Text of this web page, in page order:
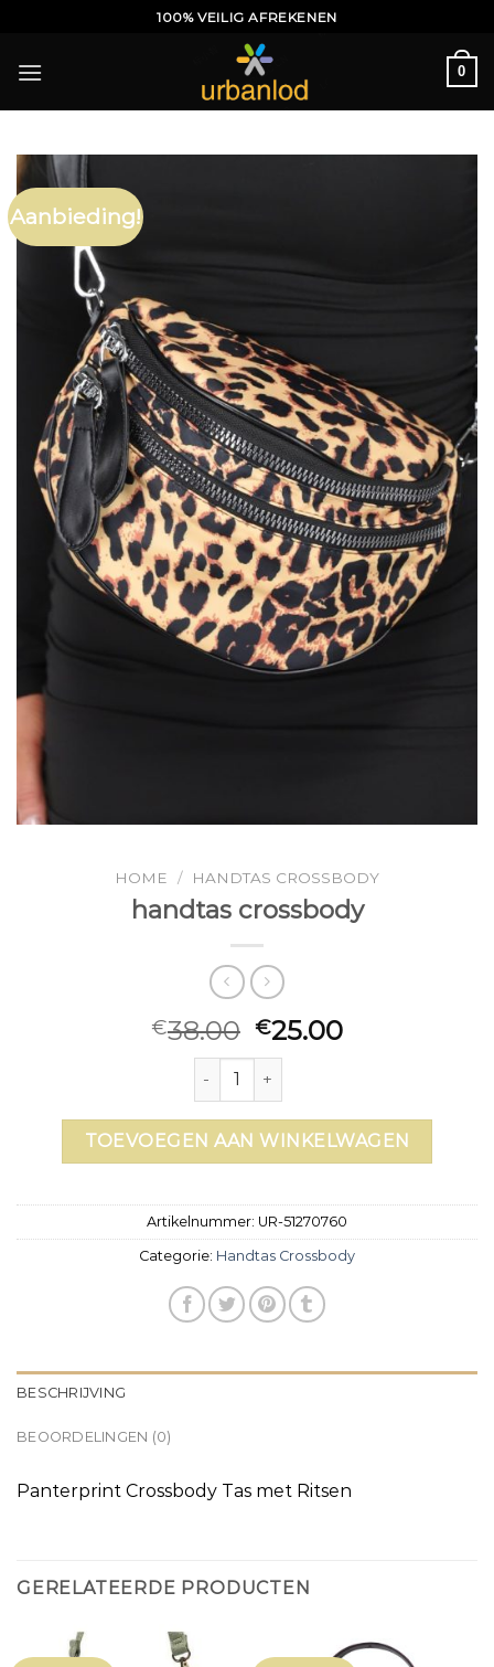
inhoud
100% VEILIG AFREKENEN
0
Aanbieding!
HOME / HANDTAS CROSSBODY
handtas crossbody
€38.00 €25.00
handtas crossbody aantal
TOEVOEGEN AAN WINKELWAGEN
Artikelnummer: UR-51270760
Categorie: Handtas Crossbody
BESCHRIJVING
BEOORDELINGEN (0)
Panterprint Crossbody Tas met Ritsen
GERELATEERDE PRODUCTEN